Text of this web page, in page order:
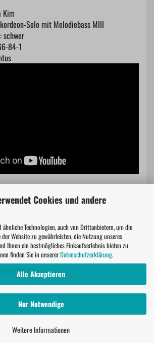
Cookies und andere
Technologien, auch von Drittanbietern, um die
Website zu gewährleisten, die Nutzung unseres
Ihnen ein bestmögliches Einkaufserlebnis bieten zu
finden Sie in unsererDatenschutzerklärung.
Alle Akzeptieren
Nur Notwendige
Weitere Informationen
Kim
Solo mit Melodiebass MIII
schwer
84-1